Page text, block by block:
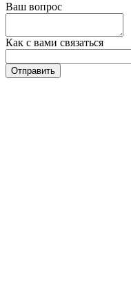
Ваш вопрос
Как с вами связаться